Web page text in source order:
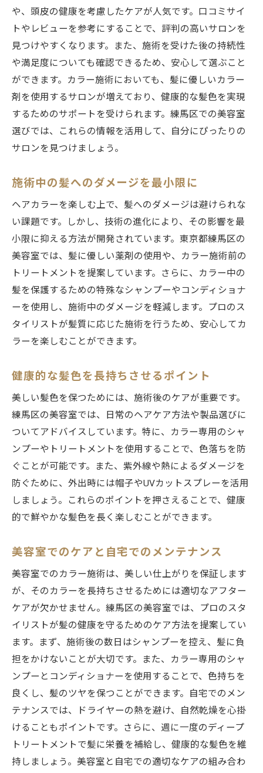
や、頭皮の健康を考慮したケアが人気です。口コミサイ
トやレビューを参考にすることで、評判の高いサロンを
見つけやすくなります。また、施術を受けた後の持続性
や満足度についても確認できるため、安心して選ぶこと
ができます。カラー施術においても、髪に優しいカラー
剤を使用するサロンが増えており、健康的な髪色を実現
するためのサポートを受けられます。練馬区での美容室
選びでは、これらの情報を活用して、自分にぴったりの
サロンを見つけましょう。
施術中の髪へのダメージを最小限に
ヘアカラーを楽しむ上で、髪へのダメージは避けられな
い課題です。しかし、技術の進化により、その影響を最
小限に抑える方法が開発されています。東京都練馬区の
美容室では、髪に優しい薬剤の使用や、カラー施術前の
トリートメントを提案しています。さらに、カラー中の
髪を保護するための特殊なシャンプーやコンディショナ
ーを使用し、施術中のダメージを軽減します。プロのス
タイリストが髪質に応じた施術を行うため、安心してカ
ラーを楽しむことができます。
健康的な髪色を長持ちさせるポイント
美しい髪色を保つためには、施術後のケアが重要です。
練馬区の美容室では、日常のヘアケア方法や製品選びに
ついてアドバイスしています。特に、カラー専用のシャ
ンプーやトリートメントを使用することで、色落ちを防
ぐことが可能です。また、紫外線や熱によるダメージを
防ぐために、外出時には帽子やUVカットスプレーを活用
しましょう。これらのポイントを押さえることで、健康
的で鮮やかな髪色を長く楽しむことができます。
美容室でのケアと自宅でのメンテナンス
美容室でのカラー施術は、美しい仕上がりを保証します
が、そのカラーを長持ちさせるためには適切なアフター
ケアが欠かせません。練馬区の美容室では、プロのスタ
イリストが髪の健康を守るためのケア方法を提案してい
ます。まず、施術後の数日はシャンプーを控え、髪に負
担をかけないことが大切です。また、カラー専用のシャ
ンプーとコンディショナーを使用することで、色持ちを
良くし、髪のツヤを保つことができます。自宅でのメン
テナンスでは、ドライヤーの熱を避け、自然乾燥を心掛
けることもポイントです。さらに、週に一度のディープ
トリートメントで髪に栄養を補給し、健康的な髪色を維
持しましょう。美容室と自宅での適切なケアの組み合わ